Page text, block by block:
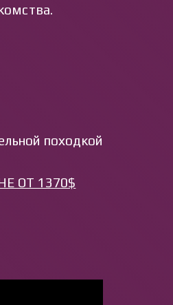
походкой
ОТ 1370$